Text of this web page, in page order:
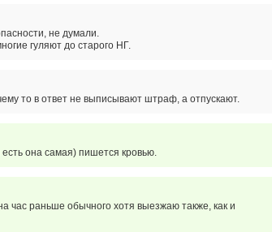
не думали.
гуляют до старого НГ.
то в ответ не выписывают штраф, а отпускают.
она самая) пишется кровью.
час раньше обычного хотя выезжаю также, как и